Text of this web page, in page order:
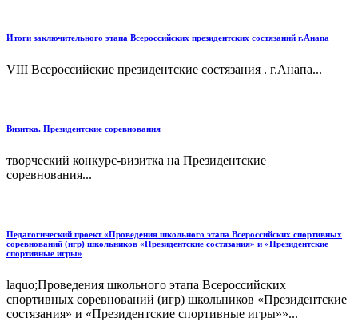
Итоги заключительного этапа Всероссийских президентских состязаний г.Анапа
VIII Всероссийские президентские состязания . г.Анапа...
Визитка. Президентские соревнования
творческий конкурс-визитка на Президентские
соревнования...
Педагогический проект «Проведения школьного этапа Всероссийских спортивных
соревнований (игр) школьников «Президентские состязания» и «Президентские
спортивные игры»
laquo;Проведения школьного этапа Всероссийских
спортивных соревнований (игр) школьников «Президентские
состязания» и «Президентские спортивные игры»»...